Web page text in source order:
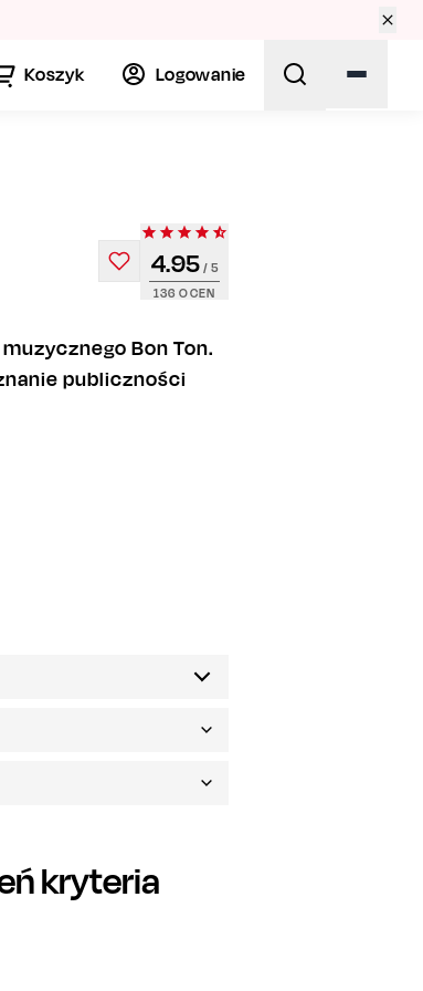
Koszyk Logowanie
4.95 / 5
136 OCEN
Bon Ton.
publiczności
kryteria